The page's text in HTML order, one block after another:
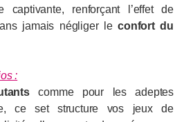
renforçant l’effet de
jamais négliger leconfort du
:
comme pour les adeptes
ce set structure vos jeux de